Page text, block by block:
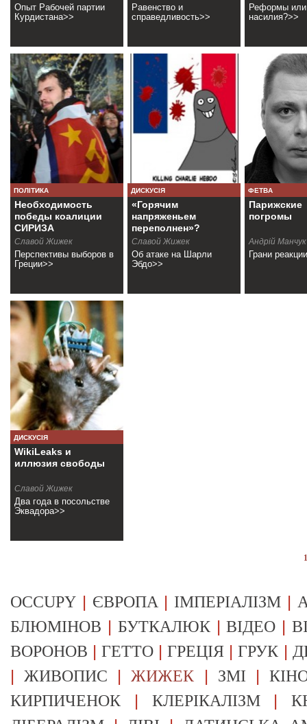
Опыт Рабочей партии
Курдистана>>
Равенство и
справедливость>>
Реформы или
насилия?>>
ПОЛІТИКА
Необходимость
победы коалиции
СИРИЗА
Славой Жижек
Перспективы выборов в
Греции>>
ДИСКУСІЯ
«Горячим
напряженьем
переполнен»?
Славой Жижек
Об атаке на Шарли
Эбдо>>
ФЕТВА
Парижские
погромы
Андрій Манчук
Грани
ДИСКУСІЯ
WikiLeaks и
иллюзия свободы
Славой Жижек
Два года в посольстве
Эквадора>>
1
OCCUPY | ЄВРОПА | ІМПЕРІАЛІЗМ |
БЛЮМІНОВ | БУТКАЛЮК|ВІДЕО |
ВОРОНОВ |ГЕТТО |ГРЕЦІЯ |ГРУК |
|ЖИВОПИС |ЖИЖЕК | ЗМІ |
КИРПИЧЕНОК | КЛЕРІКАЛІЗМ|